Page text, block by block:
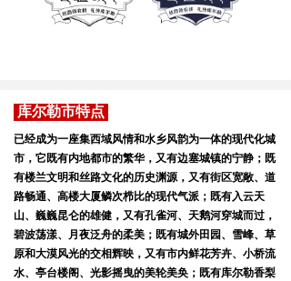
得邦设计案例
库尔勒市特点
已经成为一座集西域风情和水乡风韵为一体的现代化城
市，它既有内地都市的繁华，又有边塞城镇的宁静；既
有楼兰文明和丝路文化的历史渊源，又有街区宽敞、道
路畅通、高楼大厦鳞次栉比的现代气派；既有入云天
山、巍巍昆仑的雄健，又有孔雀河、天鹅河穿城而过，
碧波荡漾、月夜泛舟的柔美；既有城外田园、雪峰、草
原和大漠风光的交相辉映，又有市内鲜花芳卉、小桥流
水、亭台楼阁、光影摇曳的美轮美奂；既有库尔勒香梨